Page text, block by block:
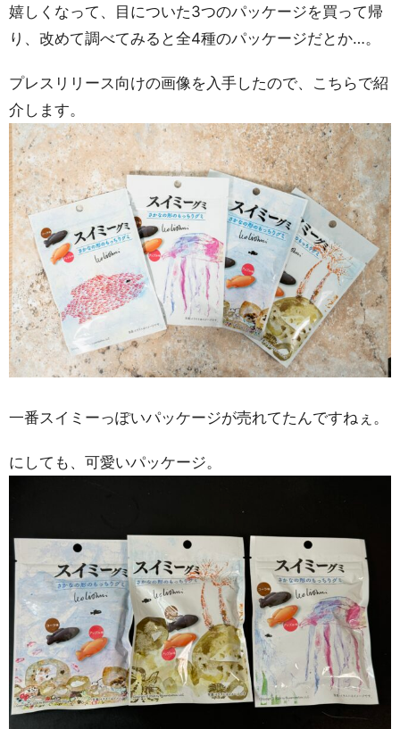
嬉しくなって、目についた3つのパッケージを買って帰
り、改めて調べてみると全4種のパッケージだとか…。
プレスリリース向けの画像を入手したので、こちらで紹
介します。
一番スイミーっぽいパッケージが売れてたんですねぇ。
にしても、可愛いパッケージ。